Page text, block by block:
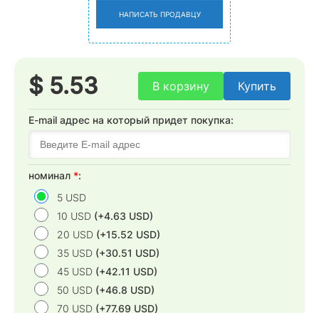
НАПИСАТЬ ПРОДАВЦУ
$ 5.53 В корзину Купить
E-mail адрес на который придет покупка:
номинал *:
5 USD
10 USD (+4.63 USD)
20 USD (+15.52 USD)
35 USD (+30.51 USD)
45 USD (+42.11 USD)
50 USD (+46.8 USD)
70 USD (+77.69 USD)